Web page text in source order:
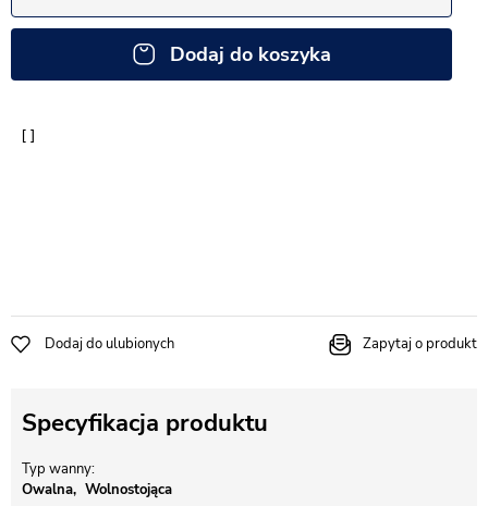
Dodaj do koszyka
Dodaj do ulubionych Zapytaj o produkt
Specyfikacja produktu
Typ wanny
Owalna
Wolnostojąca